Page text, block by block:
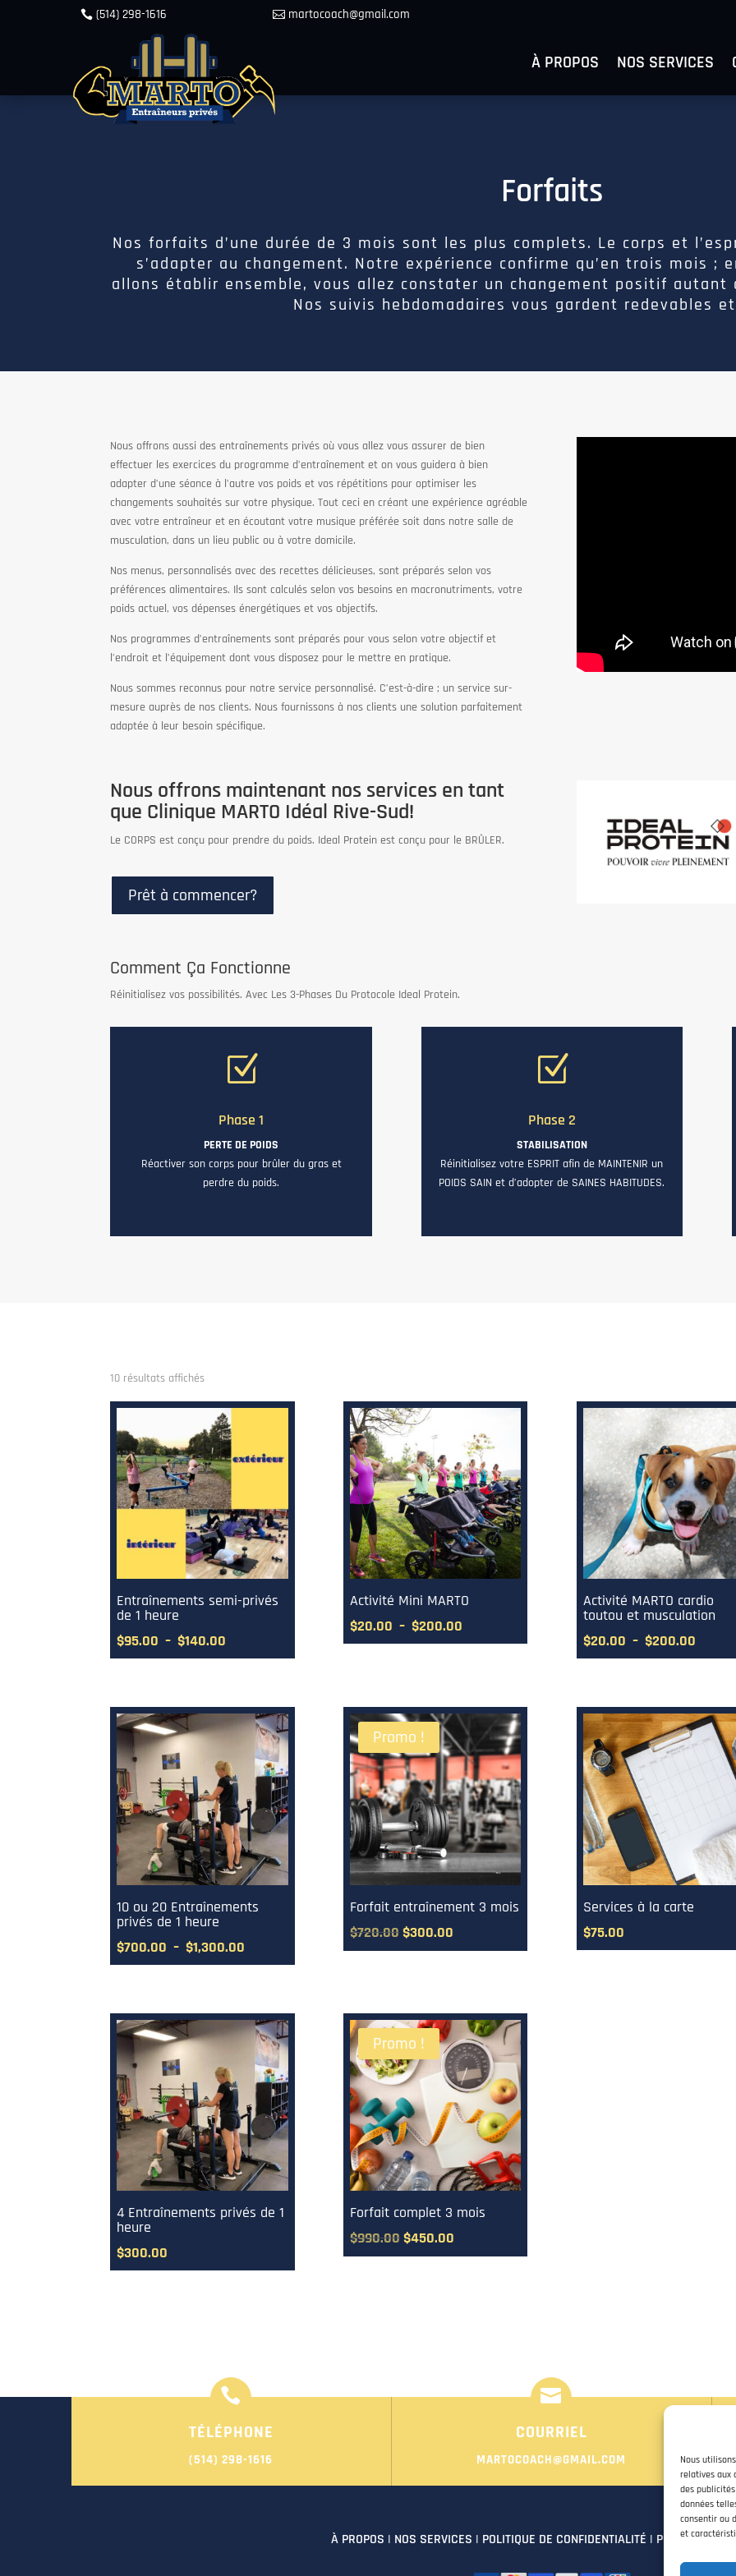
Nous
relatives aux
des
données
consentir ou
et
(514) 298-1616 martocoach@gmail.com
À PROPOS NOS SERVICES
Forfaits
Nos forfaits d’une durée de 3 mois sont les plus complets. Le corps et
s’adapter au changement. Notre expérience confirme qu’en trois mois ;
allons établir ensemble, vous allez constater un changement positif autant
Nos suivis hebdomadaires vous gardent redevables
Nous offrons aussi des entraînements privés où vous allez vous assurer de bien
effectuer les exercices du programme d’entraînement et on vous guidera à bien
adapter d’une séance à l’autre vos poids et vos répétitions pour optimiser les
changements souhaités sur votre physique. Tout ceci en créant une expérience agréable
avec votre entraîneur et en écoutant votre musique préférée soit dans notre salle de
musculation, dans un lieu public ou à votre domicile.
Nos menus, personnalisés avec des recettes délicieuses, sont préparés selon vos
préférences alimentaires. Ils sont calculés selon vos besoins en macronutriments, votre
poids actuel, vos dépenses énergétiques et vos objectifs.
Nos programmes d’entraînements sont préparés pour vous selon votre objectif et
l’endroit et l’équipement dont vous disposez pour le mettre en pratique.
Nous sommes reconnus pour notre service personnalisé. C’est-à-dire ; un service sur-
mesure auprès de nos clients. Nous fournissons à nos clients une solution parfaitement
adaptée à leur besoin spécifique.
Nous offrons maintenant nos services en tant
que Clinique MARTO Idéal Rive-Sud!
Le CORPS est conçu pour prendre du poids. Ideal Protein est conçu pour le BRÛLER.
Prêt à commencer?
Comment Ça Fonctionne
Réinitialisez vos possibilités. Avec Les 3-Phases Du Protocole Ideal Protein.
Z
Phase 1
PERTE DE POIDS
Réactiver son corps pour brûler du gras et
perdre du poids.
Z
Phase 2
STABILISATION
Réinitialisez votre ESPRIT afin de MAINTENIR un
POIDS SAIN et d’adopter de SAINES HABITUDES.
10 résultats affichésTrié
plus
récent
au
plus
ancien
Entraînements semi-privés
de 1 heure
$95.00 – $140.00
de
$95.00
à
$140.00
Activité Mini MARTO
$20.00 – $200.00Plage
de
à
$200.00
Activité MARTO cardio
toutou et musculation
$20.00 – $200.00Plage
de
à
10 ou 20 Entraînements
privés de 1 heure
$700.00 – $1,300.00
de
$700.00
à
$1,300.00
Promo !
Forfait entraînement 3 mois
$720.00Le
prix
$720.00.
$300.00Le
prix
$300.00.
Services à la carte
$75.00
4 Entraînements privés de 1
heure
$300.00
Promo !
Forfait complet 3 mois
$990.00Le
prix
$450.00Le
prix

TÉLÉPHONE
(514) 298-1616

COURRIEL
MARTOCOACH@GMAIL.COM
À PROPOS | NOS SERVICES | POLITIQUE DE CONFIDENTIALITÉ | POLITIQUE